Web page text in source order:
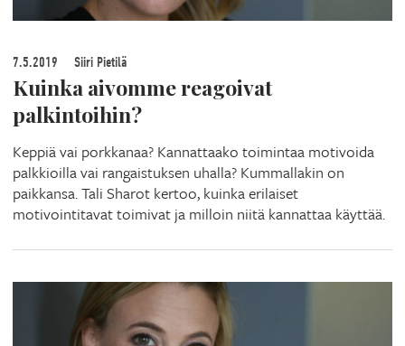
7.5.2019 Siiri Pietilä
Kuinka aivomme reagoivat
palkintoihin?
Keppiä vai porkkanaa? Kannattaako toimintaa motivoida
palkkioilla vai rangaistuksen uhalla? Kummallakin on
paikkansa. Tali Sharot kertoo, kuinka erilaiset
motivointitavat toimivat ja milloin niitä kannattaa käyttää.